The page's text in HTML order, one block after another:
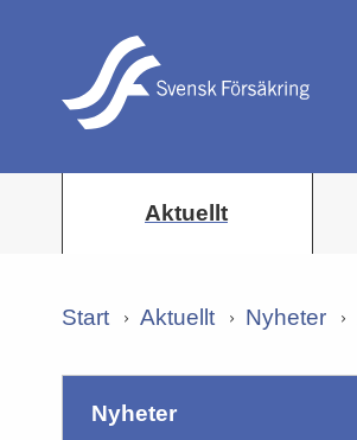
Aktuellt
Start Aktuellt Nyheter
nyheter